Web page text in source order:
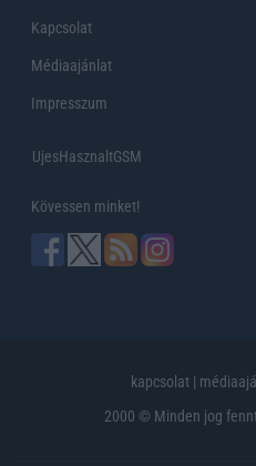
Kapcsolat
Médiaajánlat
Impresszum
UjesHasznaltGSM
Kövessen minket!
kapcsolat |
2000 © Minden jog